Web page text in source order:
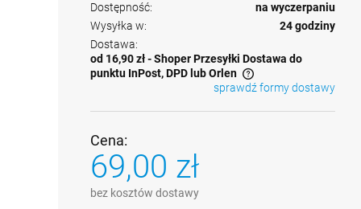
Dostępność:
na wyczerpaniu
Wysyłka w:
24 godziny
Dostawa:
od 16,90 zł- Shoper Przesyłki Dostawa do
punktu InPost, DPD lub Orlen
Cena nie zawiera ewentualnych kosztów płatności
sprawdź formy dostawy
Cena:
69,00 zł
bez kosztów dostawy